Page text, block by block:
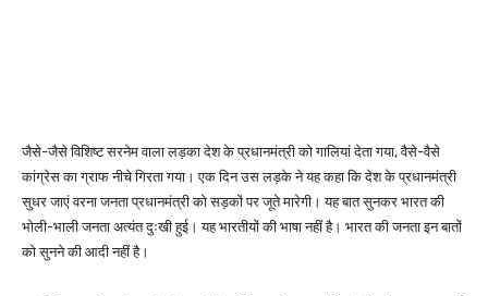
जैसे-जैसे विशिष्ट सरनेम वाला लड़का देश के प्रधानमंत्री को गालियां देता गया, वैसे-वैसे
कांग्रेस का ग्राफ नीचे गिरता गया। एक दिन उस लड़के ने यह कहा कि देश के प्रधानमंत्री
सुधर जाएं वरना जनता प्रधानमंत्री को सड़कों पर जूते मारेगी। यह बात सुनकर भारत की
भोली-भाली जनता अत्यंत दुःखी हुई। यह भारतीयों की भाषा नहीं है। भारत की जनता इन बातों
को सुनने की आदी नहीं है।